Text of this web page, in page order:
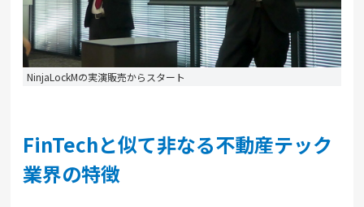
NinjaLockMの実演販売からスタート
FinTechと似て非なる不動産テック
業界の特徴